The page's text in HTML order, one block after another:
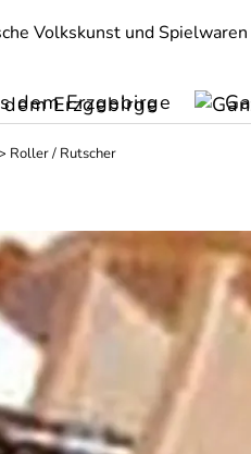
dem Erzgebirge
Roller / Rutscher